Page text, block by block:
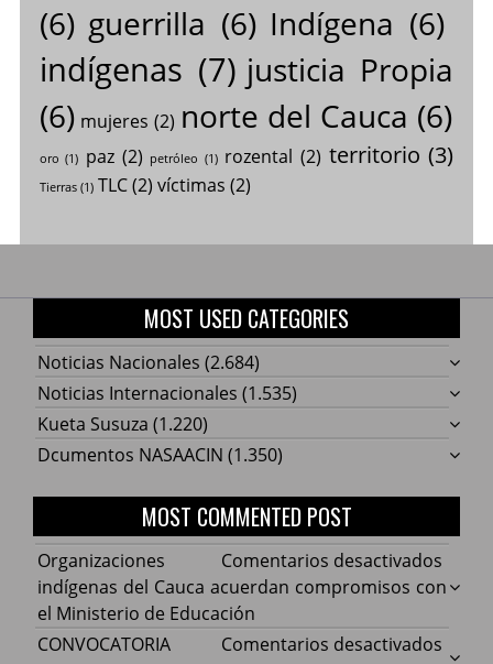
(6) guerrilla (6) Indígena (6)
indígenas (7) justicia Propia
(6) mujeres (2) norte del Cauca (6)
oro (1) paz (2) petróleo (1) rozental (2) territorio (3)
Tierras(1) TLC(2) víctimas (2)
MOST USED CATEGORIES
Noticias Nacionales (2.684)
Noticias Internacionales (1.535)
Kueta Susuza (1.220)
Dcumentos NASAACIN (1.350)
MOST COMMENTED POST
Comentarios desactivados
Organizaciones
indígenas del Cauca acuerdan compromisos con
el Ministerio de Educación
Comentarios desactivados
CONVOCATORIA